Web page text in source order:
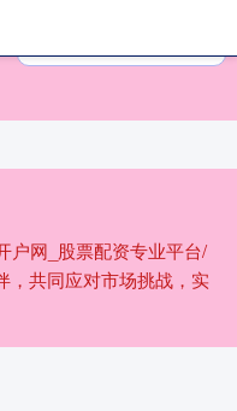
户网_股票配资专业平台/
，共同应对市场挑战，实